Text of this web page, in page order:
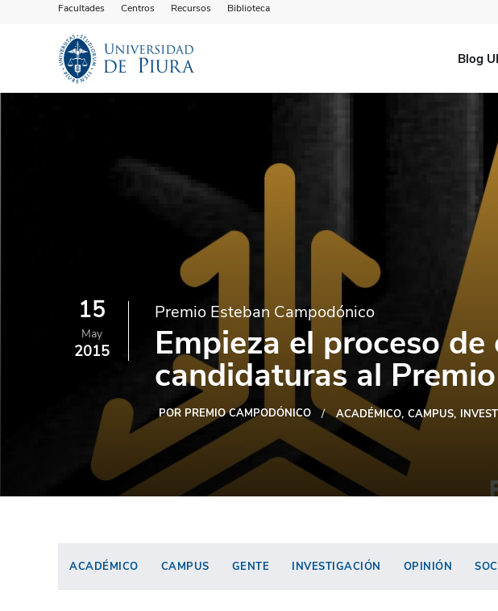
Facultades Centros Recursos Biblioteca
Blog
15
May
2015
Premio Esteban Campodónico
Empieza el proceso
candidaturas al
POR PREMIO CAMPODÓNICO ACADÉMICO CAMPUS
ACADÉMICO CAMPUS GENTE INVESTIGACIÓN OPINIÓN